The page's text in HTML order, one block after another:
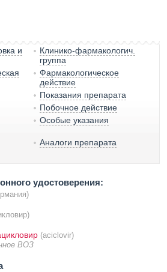
и
Клинико-фармакологич.
группа
Фармакологическое
действие
Показания препарата
Побочное действие
Особые указания
Аналоги препарата
удостоверения:
(aciclovir)
ВОЗ